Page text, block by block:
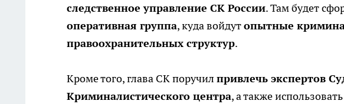
следственное управление СК России. Там будет
оперативная группа, куда войдутопытные
правоохранительных структур.
Кроме того, глава СК поручил привлечь экспертов
Криминалистического центра, а также использовать